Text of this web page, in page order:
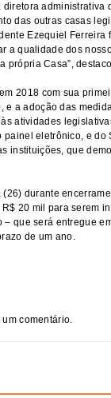
administrativa
das outras casas
Ezequiel Ferreira
a qualidade dos
própria Casa”,
2018 com sua
e a adoção das
atividades
eletrônico, e do
instituições, que
durante
20 mil para serem
que será entregue
de um ano.
comentário.